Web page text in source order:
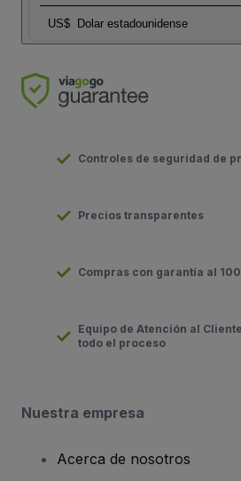
US$ Dolar estadounidense
Controles de seguridad de
Precios transparentes
Compras con garantía al
Equipo de Atención al
todo el proceso
Nuestra empresa
Acerca de nosotros